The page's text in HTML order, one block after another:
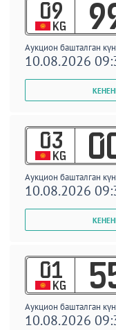
09
KG
Аукцион башталган
10.08.2026
03
KG
Аукцион башталган
10.08.2026
01
KG
Аукцион башталган
10.08.2026